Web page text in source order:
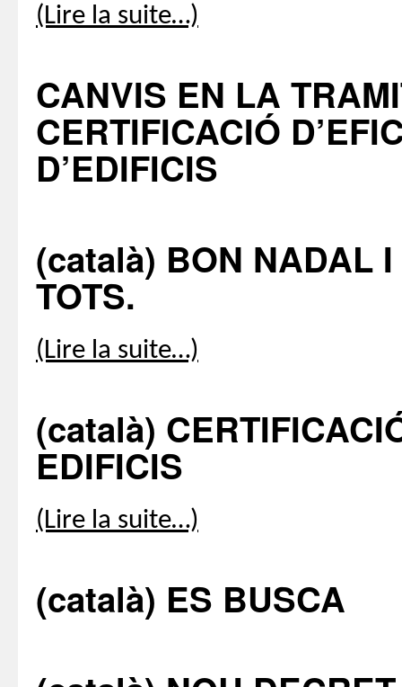
(Lire la suite…)
CANVIS EN LA
CERTIFICACIÓ
D’EDIFICIS
(català) BON NADAL
TOTS.
(Lire la suite…)
(català)
EDIFICIS
(Lire la suite…)
(català) ES BUSCA